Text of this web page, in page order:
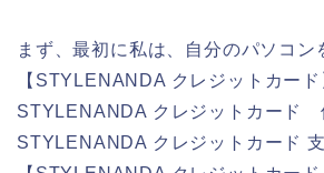
まず、最初に私は、自分のパソコン
【STYLENANDA クレジットカード
STYLENANDA クレジットカード
STYLENANDA クレジットカード 支